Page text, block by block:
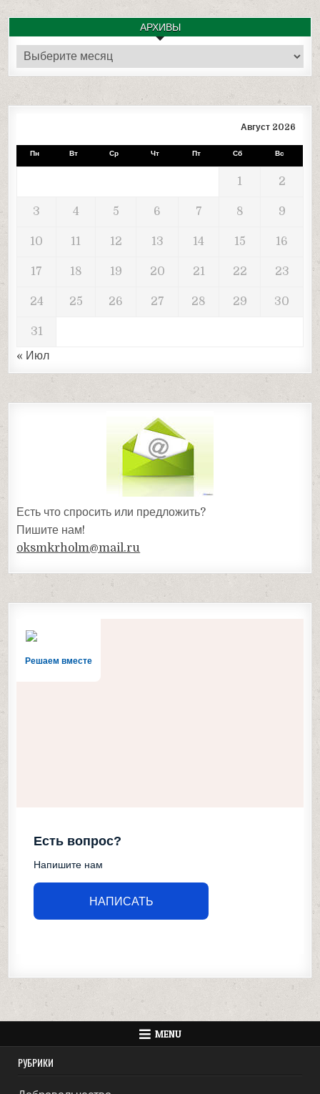
АРХИВЫ
Архивы
Август 2026
Пн Вт Ср Чт Пт Сб Вс
1 2
3 4 5 6 7 8 9
10 11 12 13 14 15 16
17 18 19 20 21 22 23
24 25 26 27 28 29 30
31
« Июл
Есть что спросить или предложить?
Пишите нам!
oksmkrholm@mail.ru
Решаем вместе
Есть вопрос?
Напишите нам
НАПИСАТЬ
MENU
РУБРИКИ